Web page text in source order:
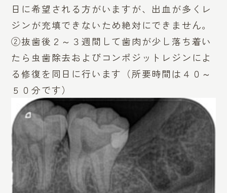
日に希望される方がいますが、出血が多くレ
ジンが充填できないため絶対にできません。
②抜歯後２～３週間して歯肉が少し落ち着い
たら虫歯除去およびコンポジットレジンによ
る修復を同日に行います（所要時間は４０～
５０分です）